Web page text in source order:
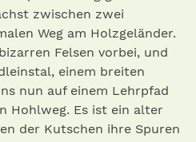
zwischen zwei
Weg am Holzgeländer.
Felsen vorbei, und
einem breiten
nun auf einem Lehrpfad
Hohlweg. Es ist ein alter
der Kutschen ihre Spuren